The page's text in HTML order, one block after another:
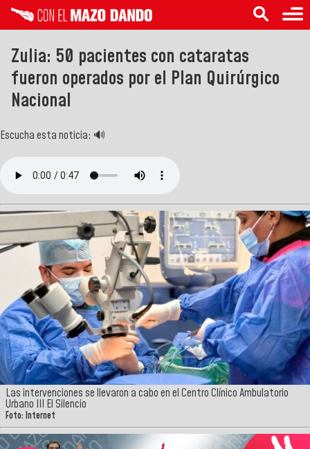
Zulia: 50 pacientes con cataratas
fueron operados por el Plan Quirúrgico
Nacional
Escucha esta noticia: 🔊
Las intervenciones se llevaron a cabo en el Centro Clínico Ambulatorio
Urbano III El Silencio
Foto: Internet